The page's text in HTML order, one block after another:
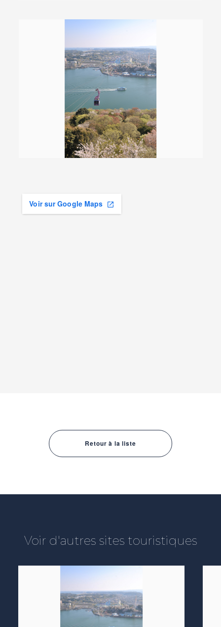
Voir sur Google Maps
Retour à la liste
Voir d'autres sites touristiques